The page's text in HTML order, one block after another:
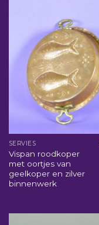
SERVIES
Vispan roodkoper
met oortjes van
geelkoper en zilver
binnenwerk